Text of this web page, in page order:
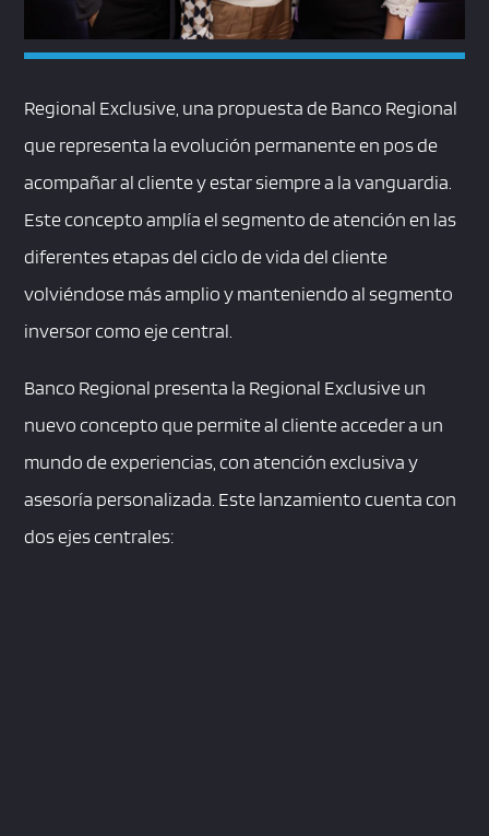
Regional Exclusive, una propuesta de Banco Regional
que representa la evolución permanente en pos de
acompañar al cliente y estar siempre a la vanguardia.
Este concepto amplía el segmento de atención en las
diferentes etapas del ciclo de vida del cliente
volviéndose más amplio y manteniendo al segmento
inversor como eje central.
Banco Regional presenta la Regional Exclusive un
nuevo concepto que permite al cliente acceder a un
mundo de experiencias, con atención exclusiva y
asesoría personalizada. Este lanzamiento cuenta con
dos ejes centrales: